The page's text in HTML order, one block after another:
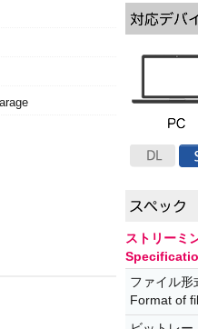
ストリーミ
ファイル形
Format of